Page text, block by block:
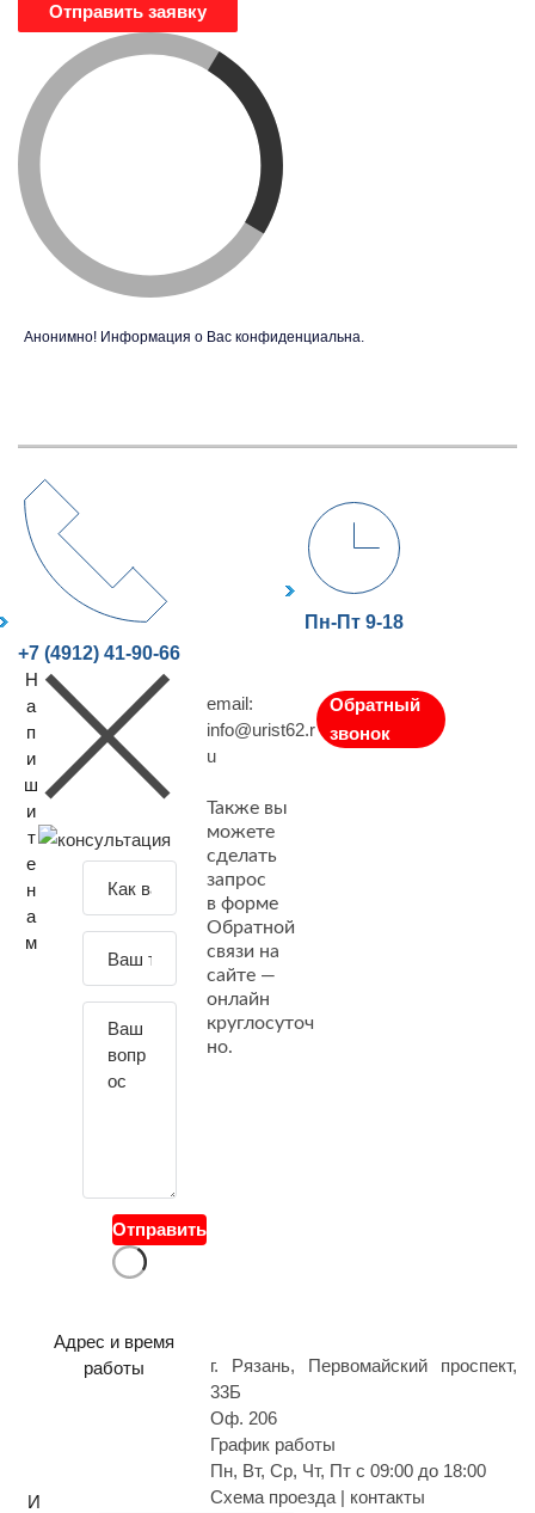
Отправить заявку
Анонимно! Информация о Вас конфиденциальна.
+7 (4912) 41-90-66
Пн-Пт 9-18
Н
а
п
и
ш
и
т
е
н
а
м
Отправить
email:
info@urist62.r
u
Также вы
можете
сделать
запрос
в форме
Обратной
связи на
сайте —
онлайн
круглосуточ
но.
Обратный
звонок
Адрес и время
работы
г. Рязань, Первомайский проспект,
33Б
Оф. 206
График работы
Пн, Вт, Ср, Чт, Пт с 09:00 до 18:00
Схема проезда | контакты
И